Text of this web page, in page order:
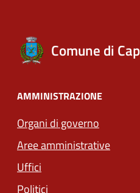
Comune di
AMMINISTRAZIONE
Organi di governo
Aree amministrative
Uffici
Politici